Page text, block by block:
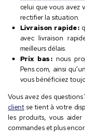
celui que vous avez
rectifier la situation.
Livraison rapide :
avec livraison
meilleurs délais.
Prix bas :nous
Pens.com, ainsi
vous bénéficiiez
Vous avez des
client se tient à votre
les produits, vous
commandes et plus